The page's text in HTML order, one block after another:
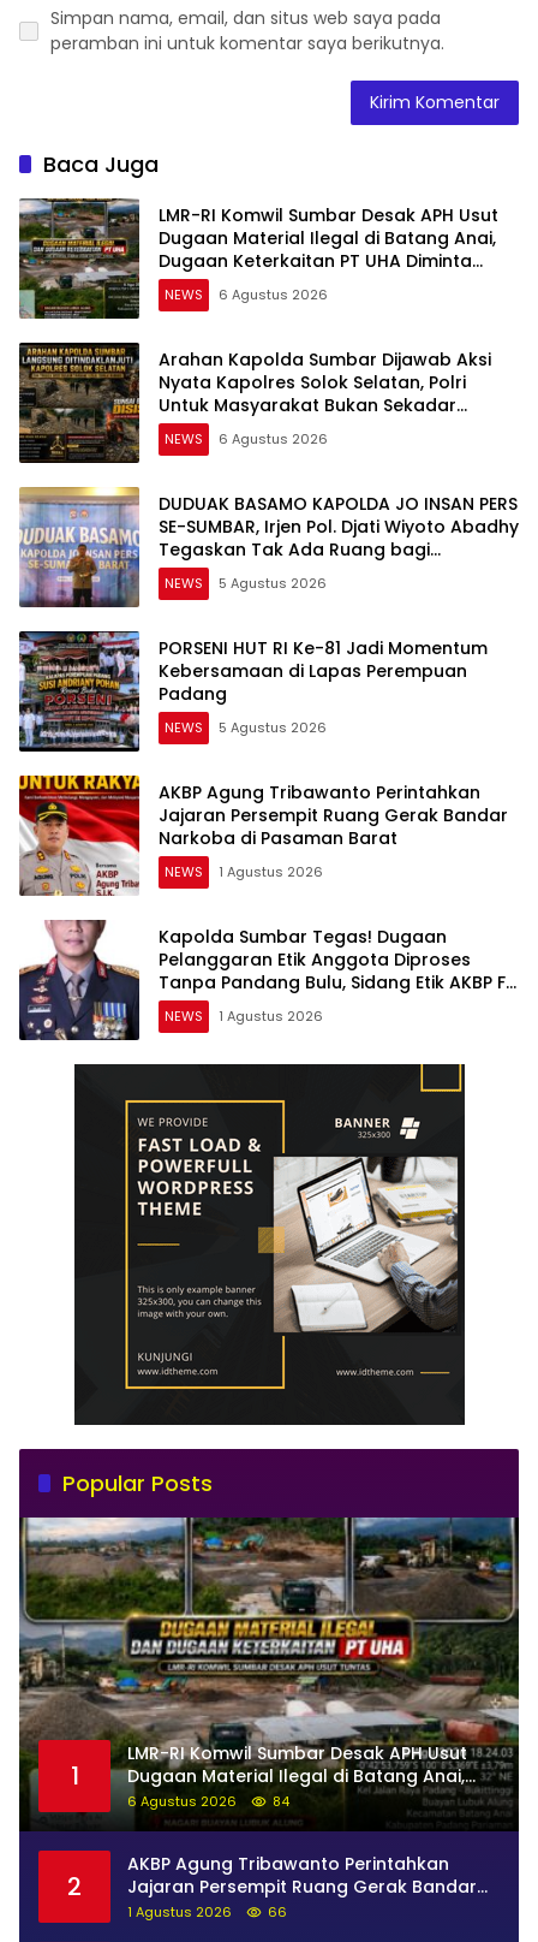
Simpan nama, email, dan situs web saya pada
peramban ini untuk komentar saya berikutnya.
Baca Juga
LMR-RI Komwil Sumbar Desak APH Usut
Dugaan Material Ilegal di Batang Anai,
Dugaan Keterkaitan PT UHA Diminta
Diselidiki Tuntas
NEWS 6 Agustus 2026
Arahan Kapolda Sumbar Dijawab Aksi
Nyata Kapolres Solok Selatan, Polri
Untuk Masyarakat Bukan Sekadar
Slogan
NEWS 6 Agustus 2026
DUDUAK BASAMO KAPOLDA JO INSAN PERS
SE-SUMBAR, Irjen Pol. Djati Wiyoto Abadhy
Tegaskan Tak Ada Ruang bagi
Pelanggar Hukum di Internal Polri
NEWS 5 Agustus 2026
PORSENI HUT RI Ke-81 Jadi Momentum
Kebersamaan di Lapas Perempuan
Padang
NEWS 5 Agustus 2026
AKBP Agung Tribawanto Perintahkan
Jajaran Persempit Ruang Gerak Bandar
Narkoba di Pasaman Barat
NEWS 1 Agustus 2026
Kapolda Sumbar Tegas! Dugaan
Pelanggaran Etik Anggota Diproses
Tanpa Pandang Bulu, Sidang Etik AKBP F
Dipercepat
NEWS 1 Agustus 2026
Popular Posts
1
LMR-RI Komwil Sumbar Desak APH Usut
Dugaan Material Ilegal di Batang Anai,
Dugaan Keterkaitan PT UHA Diminta
Diselidiki Tuntas
6 Agustus 2026 84
2
AKBP Agung Tribawanto Perintahkan
Jajaran Persempit Ruang Gerak Bandar
Narkoba di Pasaman Barat
1 Agustus 2026 66